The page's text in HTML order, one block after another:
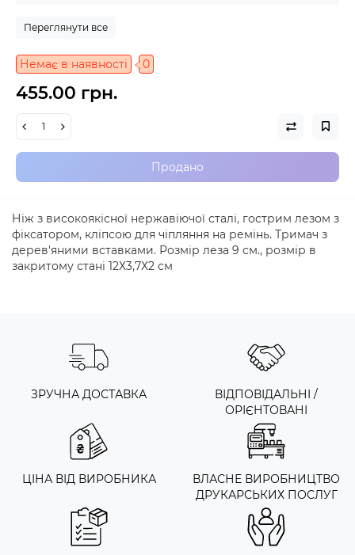
Переглянути все
Немає в наявності 0
455.00 грн.
Продано
Ніж з високоякісної нержавіючої сталі, гострим лезом з
фіксатором, кліпсою для чіпляння на ремінь. Тримач з
дерев'яними вставками. Розмір леза 9 см., розмір в
закритому стані 12Х3,7Х2 см
ЗРУЧНА ДОСТАВКА
ВІДПОВІДАЛЬНІ /
ОРІЄНТОВАНІ
ЦІНА ВІД ВИРОБНИКА
ВЛАСНЕ ВИРОБНИЦТВО
ДРУКАРСЬКИХ ПОСЛУГ